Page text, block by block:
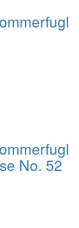
No. 52